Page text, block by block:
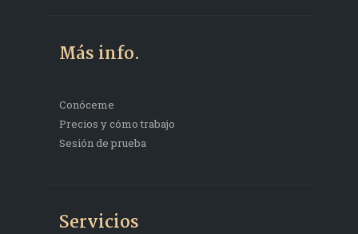
Más info.
Conóceme
Precios y cómo trabajo
Sesión de prueba
Servicios